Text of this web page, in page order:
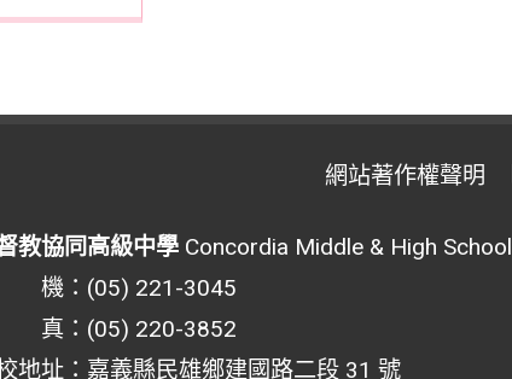
網站著作權聲明
教協同高級中學Concordia Middle & High School
機：(05) 221-3045
真：(05) 220-3852
地址：嘉義縣民雄鄉建國路二段 31 號